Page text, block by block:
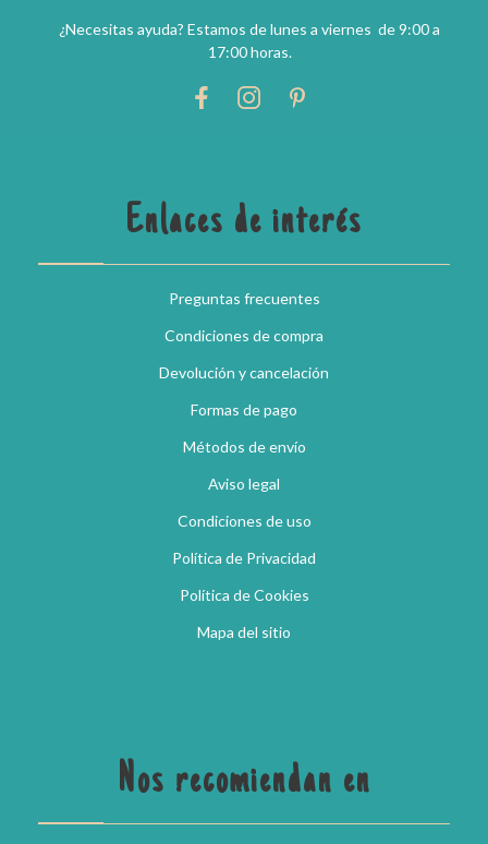
¿Necesitas ayuda? Estamos de lunes a viernes de 9:00 a
17:00 horas.
Enlaces de interés
Preguntas frecuentes
Condiciones de compra
Devolución y cancelación
Formas de pago
Métodos de envío
Aviso legal
Condiciones de uso
Política de Privacidad
Política de Cookies
Mapa del sitio
Nos recomiendan en